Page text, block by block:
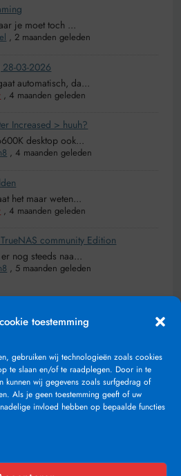
toestemming
gebruiken wij technologieën zoals cookies
te slaan en/of te raadplegen. Door in te
kunnen wij gegevens zoals surfgedrag of
Als je geen toestemming geeft of uw
invloed hebben op bepaalde functies
je moet toch ...
, 2 maanden geleden
28-03-2026
automatisch, da...
, 4 maanden geleden
Increased > huuh?
desktop ook...
, 4 maanden geleden
het maar weten...
, 4 maanden geleden
community Edition
nog steeds naa...
, 5 maanden geleden
bekeken